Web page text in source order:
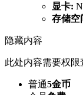
显卡:
存储空
隐藏内容
此处内容需要权限
普通5金币